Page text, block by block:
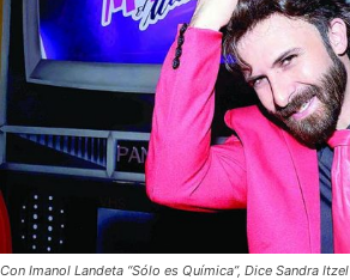
Con Imanol Landeta “Sólo es Química”, Dice Sandra Itzel